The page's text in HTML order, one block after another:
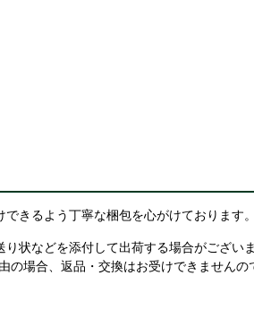
きるよう丁寧な梱包を心がけております。
状などを添付して出荷する場合がござい
場合、返品・交換はお受けできませんの